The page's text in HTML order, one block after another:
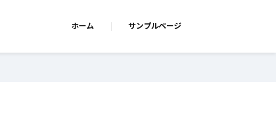
ホーム サンプルページ